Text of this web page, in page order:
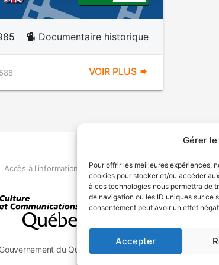
Gérer
Pour offrir les meilleures expériences,
cookies pour stocker et/ou accéder
à ces technologies nous permettra de
de navigation ou les ID uniques sur ce
consentement peut avoir un effet
Accepter
Documentaire historique
VOIR PLUS
du Québec, 2026
Accès à l'information Déclaration de services